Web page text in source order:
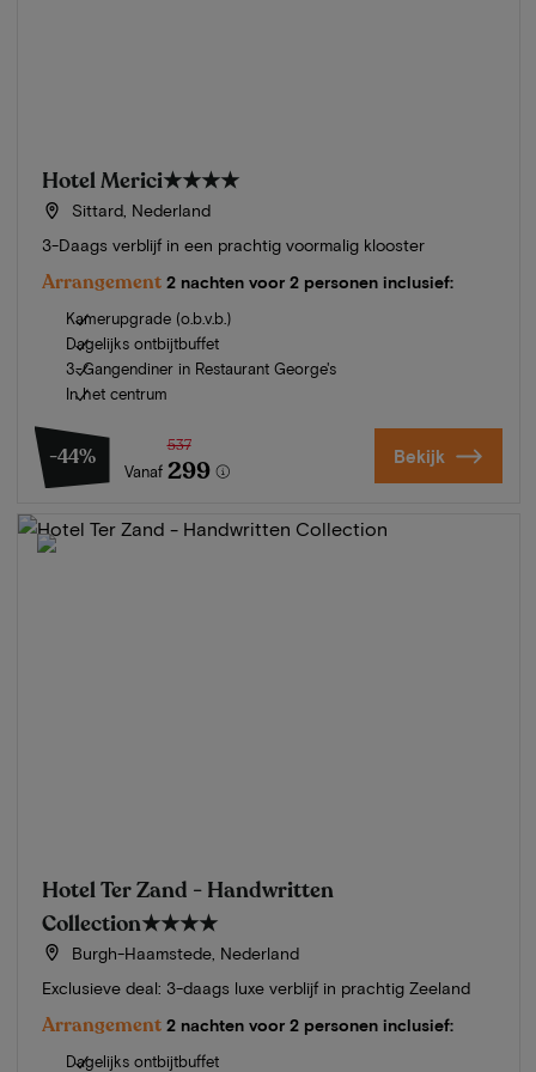
Hotel Merici★★★★
Sittard, Nederland
3-Daags verblijf in een prachtig voormalig klooster
Arrangement 2 nachten voor 2 personen inclusief:
Kamerupgrade (o.b.v.b.)
Dagelijks ontbijtbuffet
3-Gangendiner in Restaurant George's
In het centrum
-44%
Vanaf
537
299 Bekijk
Hotel Ter Zand - Handwritten
Collection★★★★
Burgh-Haamstede, Nederland
Exclusieve deal: 3-daags luxe verblijf in prachtig Zeeland
Arrangement 2 nachten voor 2 personen inclusief:
Dagelijks ontbijtbuffet